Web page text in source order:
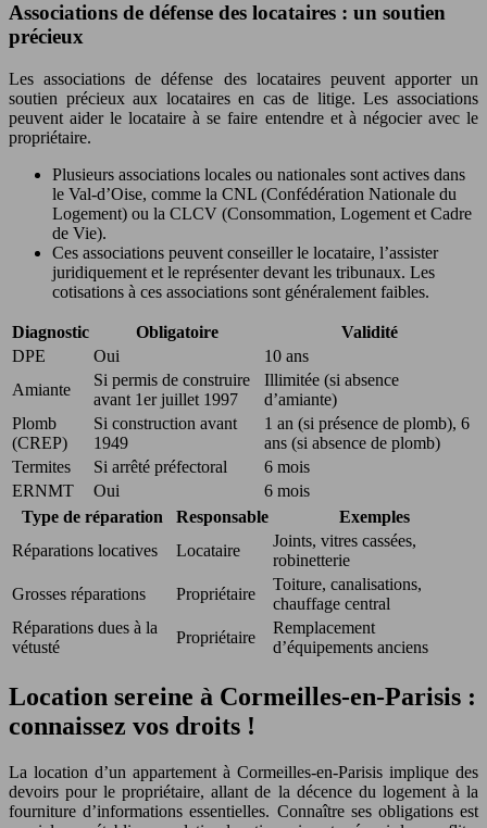
Associations de défense des locataires : un soutien
précieux
Les associations de défense des locataires peuvent apporter un
soutien précieux aux locataires en cas de litige. Les associations
peuvent aider le locataire à se faire entendre et à négocier avec le
propriétaire.
Plusieurs associations locales ou nationales sont actives dans
le Val-d’Oise, comme la CNL (Confédération Nationale du
Logement) ou la CLCV (Consommation, Logement et Cadre
de Vie).
Ces associations peuvent conseiller le locataire, l’assister
juridiquement et le représenter devant les tribunaux. Les
cotisations à ces associations sont généralement faibles.
Diagnostic Obligatoire
Validité
DPE
Oui
10 ans
Amiante
Si permis de construire
avant 1er juillet 1997
Illimitée (si absence
d’amiante)
Plomb
(CREP)
Si construction avant
1949
1 an (si présence de plomb), 6
ans (si absence de plomb)
Termites
Si arrêté préfectoral
6 mois
ERNMT
Oui
6 mois
Type de réparation
Responsable
Exemples
Réparations locatives
Locataire
Joints, vitres cassées,
robinetterie
Grosses réparations
Propriétaire
Toiture, canalisations,
chauffage central
Réparations dues à la
vétusté
Propriétaire
Remplacement
d’équipements anciens
Location sereine à Cormeilles-en-Parisis :
connaissez vos droits !
La location d’un appartement à Cormeilles-en-Parisis implique des
devoirs pour le propriétaire, allant de la décence du logement à la
fourniture d’informations essentielles. Connaître ses obligations est